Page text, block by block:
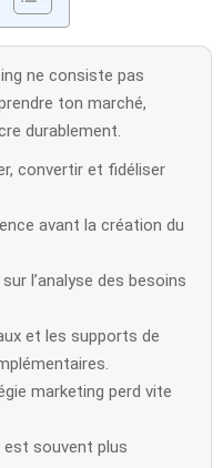
ne consiste pas
ton marché,
durablement.
convertir et fidéliser
avant la création du
l’analyse des besoins
et les supports de
marketing perd vite
souvent plus